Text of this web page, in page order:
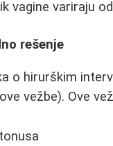
vagine variraju
rešenje
o hirurškim
vežbe). Ove